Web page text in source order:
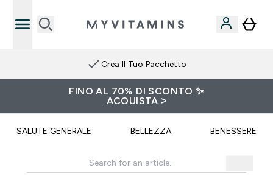
Iscriviti Al Canale Telegram
FINO AL 70% DI SCONTO ✨
ACQUISTA >
SALUTE GENERALE BELLEZZA BENESSERE